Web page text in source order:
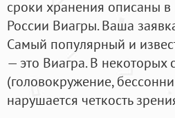
сроки хранения описаны
России Виагры. Ваша
Самый популярный и
— это Виагра. В
(головокружение,
нарушается четкость